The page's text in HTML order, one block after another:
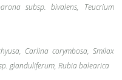
subsp. bivalens, Teucrium
Carlina corymbosa, Smilax
glanduliferum, Rubia balearica